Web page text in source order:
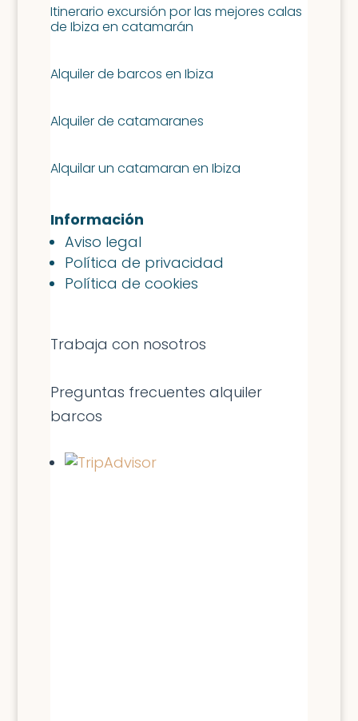
Itinerario excursión por las mejores calas
de Ibiza en catamarán
Alquiler de barcos en Ibiza
Alquiler de catamaranes
Alquilar un catamaran en Ibiza
Información
Aviso legal
Política de privacidad
Política de cookies
Trabaja con nosotros
Preguntas frecuentes alquiler
barcos